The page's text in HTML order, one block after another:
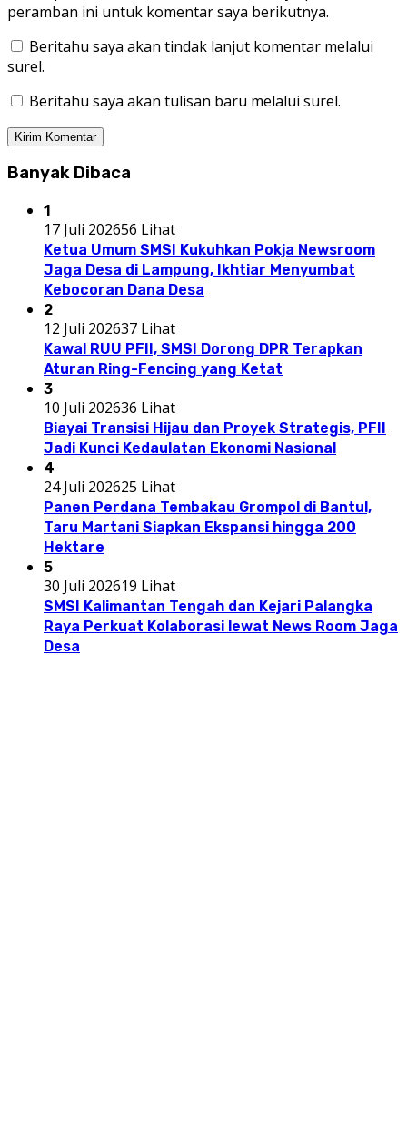
peramban ini untuk komentar saya berikutnya.
Beritahu saya akan tindak lanjut komentar melalui
surel.
Beritahu saya akan tulisan baru melalui surel.
Banyak Dibaca
1
17 Juli 202656 Lihat
Ketua Umum SMSI Kukuhkan Pokja Newsroom
Jaga Desa di Lampung, Ikhtiar Menyumbat
Kebocoran Dana Desa
2
12 Juli 202637 Lihat
Kawal RUU PFII, SMSI Dorong DPR Terapkan
Aturan Ring-Fencing yang Ketat
3
10 Juli 202636 Lihat
Biayai Transisi Hijau dan Proyek Strategis, PFII
Jadi Kunci Kedaulatan Ekonomi Nasional
4
24 Juli 202625 Lihat
Panen Perdana Tembakau Grompol di Bantul,
Taru Martani Siapkan Ekspansi hingga 200
Hektare
5
30 Juli 202619 Lihat
SMSI Kalimantan Tengah dan Kejari Palangka
Raya Perkuat Kolaborasi lewat News Room Jaga
Desa